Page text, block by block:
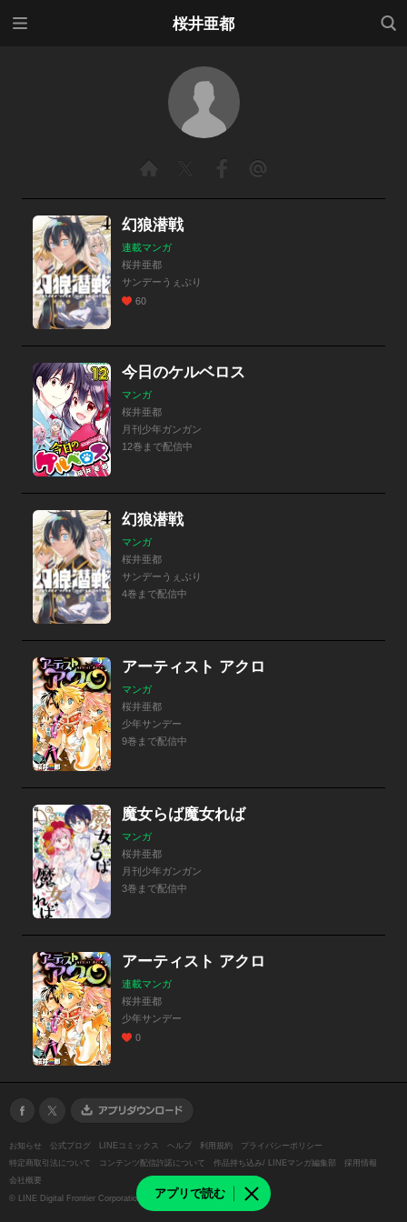
桜井亜都
検索
アプリで読む
幻狼潜戦
連載マンガ
桜井亜都
サンデーうぇぶり
60
今日のケルベロス
マンガ
桜井亜都
月刊少年ガンガン
12巻まで配信中
幻狼潜戦
マンガ
桜井亜都
サンデーうぇぶり
4巻まで配信中
アーティスト アクロ
マンガ
桜井亜都
少年サンデー
9巻まで配信中
魔女らば魔女れば
マンガ
桜井亜都
月刊少年ガンガン
3巻まで配信中
アーティスト アクロ
連載マンガ
桜井亜都
少年サンデー
0
お知らせ 公式ブログ LINEコミックス ヘルプ 利用規約
プライバシーポリシー
特定商取引法について
コンテンツ配信許諾について 作品持ち込み/ LINEマンガ編集部
採用情報
会社概要
© LINE Digital Frontier Corporation